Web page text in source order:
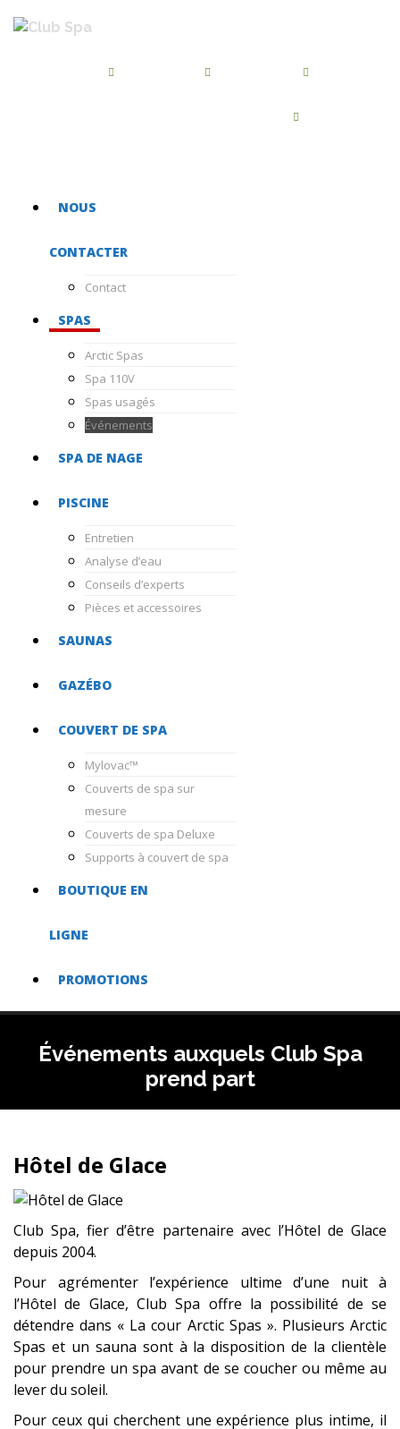
NOUS
CONTACTER
Contact
SPAS
Arctic Spas
Spa 110V
Spas usagés
Événements
SPA DE NAGE
PISCINE
Entretien
Analyse d’eau
Conseils d’experts
Pièces et accessoires
SAUNAS
GAZÉBO
COUVERT DE SPA
Mylovac™
Couverts de spa sur
mesure
Couverts de spa Deluxe
Supports à couvert de spa
BOUTIQUE EN
LIGNE
PROMOTIONS
Événements auxquels Club Spa
prend part
Hôtel de Glace
Club Spa, fier d’être partenaire avec l’Hôtel de Glace
depuis 2004.
Pour agrémenter l’expérience ultime d’une nuit à
l’Hôtel de Glace, Club Spa offre la possibilité de se
détendre dans « La cour Arctic Spas ». Plusieurs Arctic
Spas et un sauna sont à la disposition de la clientèle
pour prendre un spa avant de se coucher ou même au
lever du soleil.
Pour ceux qui cherchent une expérience plus intime, il